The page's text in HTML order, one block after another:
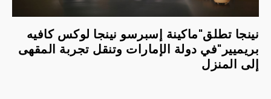
نينجا تطلق"ماكينة إسبرسو نينجا لوكس كافيه
بريميير"في دولة الإمارات وتنقل تجربة المقهى
إلى المنزل